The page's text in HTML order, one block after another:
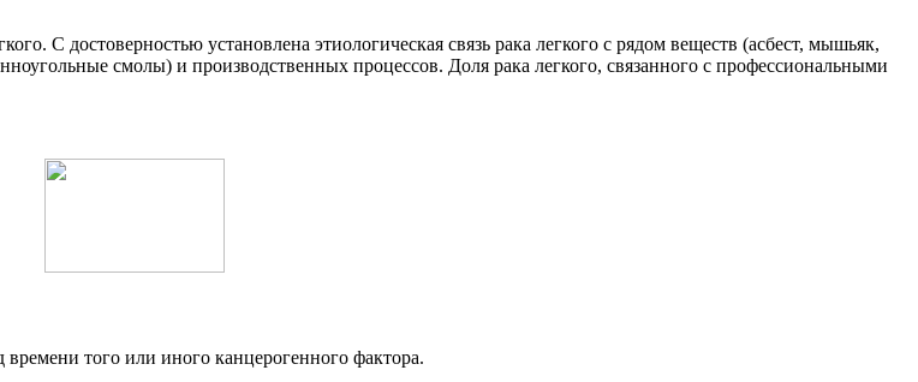
С достоверностью установлена этиологическая связь рака легкого с рядом веществ (асбест, мышьяк,
смолы) и производственных процессов. Доля рака легкого, связанного с профессиональными
того или иного канцерогенного фактора.